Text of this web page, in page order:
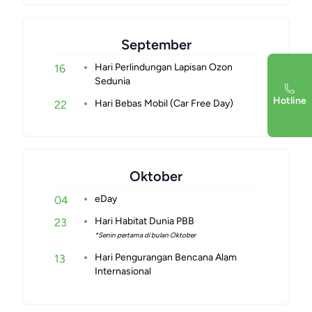
September
16
Hari Perlindungan Lapisan Ozon
Sedunia
22 Hari Bebas Mobil (Car Free Day)
Oktober
04 eDay
23 Hari Habitat Dunia PBB
*Senin pertama di bulan Oktober
13
Hari Pengurangan Bencana Alam
Internasional
Hotline